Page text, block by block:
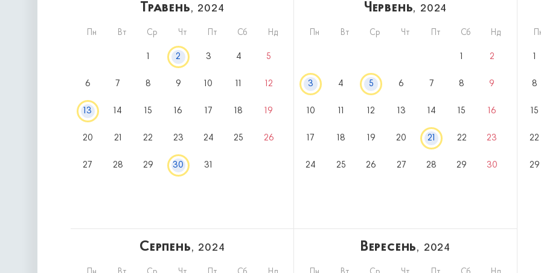
Травень, 2024
Пн Вт Ср Чт Пт Сб Нд
1 2 3 4 5
6 7 8 9 10 11 12
13 14 15 16 17 18 19
20 21 22 23 24 25 26
27 28 29 30 31
Червень, 2024
Пн Вт Ср Чт Пт Сб Нд
1 2
3 4 5 6 7 8 9
10 11 12 13 14 15 16
17 18 19 20 21 22 23
24 25 26 27 28 29 30
1
8
15
22
29
Серпень, 2024 Вересень, 2024